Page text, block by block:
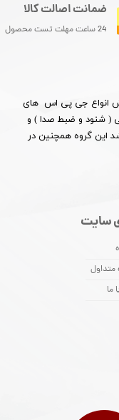
انواع جی پی اس های
( شنود و ضبط صدا ) و
این گروه همچنین در
سایت
متداول
ما
ضمانت اصالت کالا
24 ساعت مهلت تست محصول